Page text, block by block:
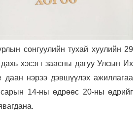
сонгуулийн тухай хуулийн 29
хэсэгт заасны дагуу Улсын Их
даан нэрээ дэвшүүлэх ажиллагаа
14-ны өдрөөс 20-ны өдрийг